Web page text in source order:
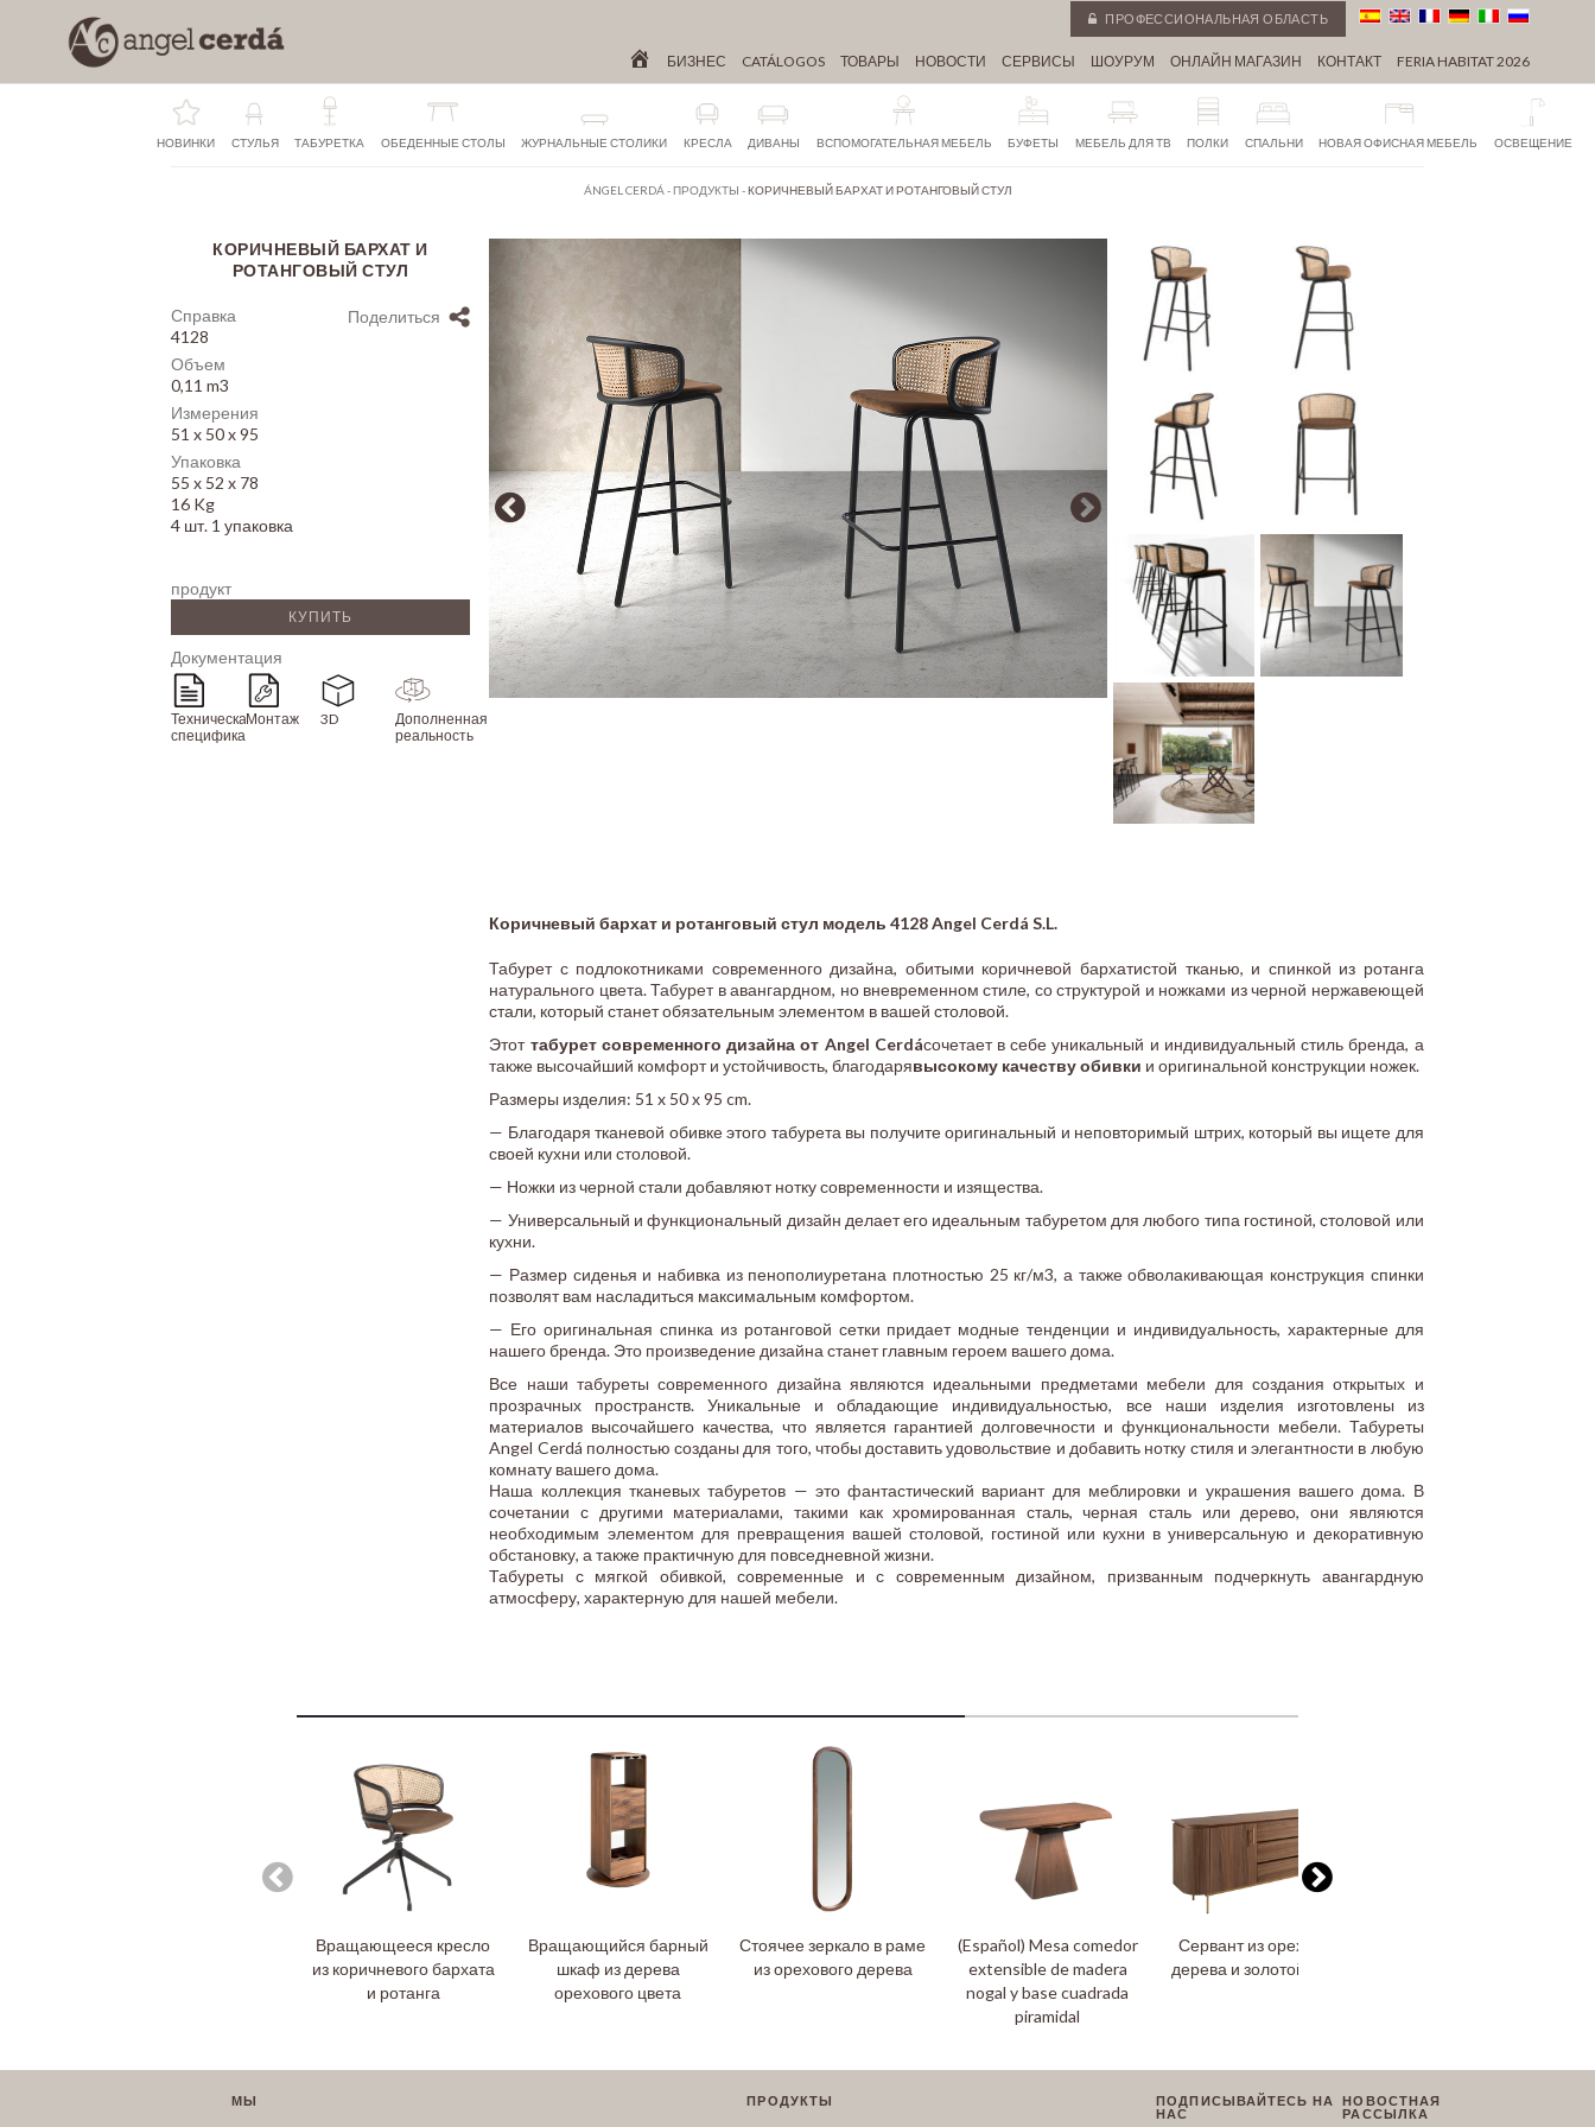
ПРОФЕССИОНАЛЬНАЯ ОБЛАСТЬ
БИЗНЕС CATÁLOGOS ТОВАРЫ НОВОСТИ СЕРВИСЫ ШОУРУМ ОНЛАЙН МАГАЗИН КОНТАКТ FERIA HABITAT 2026
НОВИНКИ СТУЛЬЯ ТАБУРЕТКА ОБЕДЕННЫЕ СТОЛЫ ЖУРНАЛЬНЫЕ СТОЛИКИ КРЕСЛА ДИВАНЫ ВСПОМОГАТЕЛЬНАЯ МЕБЕЛЬ БУФЕТЫ МЕБЕЛЬ ДЛЯ ТВ ПОЛКИ СПАЛЬНИ НОВАЯ ОФИСНАЯ МЕБЕЛЬ ОСВЕЩЕНИЕ
ÁNGEL CERDÁ -ПРОДУКТЫ -КОРИЧНЕВЫЙ БАРХАТ И РОТАНГОВЫЙ СТУЛ
КОРИЧНЕВЫЙ БАРХАТ И
РОТАНГОВЫЙ СТУЛ
Справка
4128
Объем
0,11 m3
Измерения
51 x 50 x 95
Упаковка
55 x 52 x 78
16 Kg
4 шт. 1 упаковка
Поделиться
продукт
КУПИТЬ
Документация
Техническая
спецификация
Монтаж 3D
Дополненная
реальность
Коричневый бархат и ротанговый стул модель 4128 Angel Cerdá S.L.
Табурет с подлокотниками современного дизайна, обитыми коричневой бархатистой тканью, и спинкой из ротанга
натурального цвета. Табурет в авангардном, но вневременном стиле, со структурой и ножками из черной нержавеющей
стали, который станет обязательным элементом в вашей столовой.
Этот табурет современного дизайна от Angel Cerdáсочетает в себе уникальный и индивидуальный стиль бренда, а
также высочайший комфорт и устойчивость, благодарявысокому качеству обивки и оригинальной конструкции ножек.
Размеры изделия: 51 x 50 x 95 cm.
— Благодаря тканевой обивке этого табурета вы получите оригинальный и неповторимый штрих, который вы ищете для
своей кухни или столовой.
— Ножки из черной стали добавляют нотку современности и изящества.
— Универсальный и функциональный дизайн делает его идеальным табуретом для любого типа гостиной, столовой или
кухни.
— Размер сиденья и набивка из пенополиуретана плотностью 25 кг/м3, а также обволакивающая конструкция спинки
позволят вам насладиться максимальным комфортом.
— Его оригинальная спинка из ротанговой сетки придает модные тенденции и индивидуальность, характерные для
нашего бренда. Это произведение дизайна станет главным героем вашего дома.
Все наши табуреты современного дизайна являются идеальными предметами мебели для создания открытых и
прозрачных пространств. Уникальные и обладающие индивидуальностью, все наши изделия изготовлены из
материалов высочайшего качества, что является гарантией долговечности и функциональности мебели. Табуреты
Angel Cerdá полностью созданы для того, чтобы доставить удовольствие и добавить нотку стиля и элегантности в любую
комнату вашего дома.
Наша коллекция тканевых табуретов — это фантастический вариант для меблировки и украшения вашего дома. В
сочетании с другими материалами, такими как хромированная сталь, черная сталь или дерево, они являются
необходимым элементом для превращения вашей столовой, гостиной или кухни в универсальную и декоративную
обстановку, а также практичную для повседневной жизни.
Табуреты с мягкой обивкой, современные и с современным дизайном, призванным подчеркнуть авангардную
атмосферу, характерную для нашей мебели.
Вращающееся кресло
из коричневого бархата
и ротанга
Вращающийся барный
шкаф из дерева
орехового цвета
Стоячее зеркало в раме
из орехового дерева
(Español) Mesa comedor
extensible de madera
nogal y base cuadrada
piramidal
Сервант из орехового
дерева и золотой стали
МЫ ПРОДУКТЫ
ПОДПИСЫВАЙТЕСЬ НА
НАС
НОВОСТНАЯ
РАССЫЛКА